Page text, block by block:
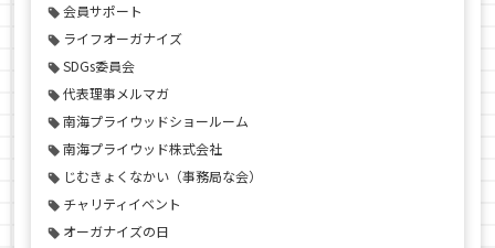
会員サポート
ライフオーガナイズ
SDGs委員会
代表理事メルマガ
南海プライウッドショールーム
南海プライウッド株式会社
じむきょくなかい（事務局な会）
チャリティイベント
オーガナイズの日